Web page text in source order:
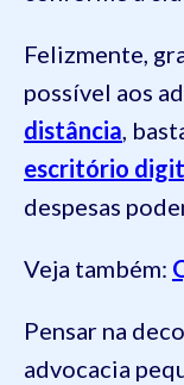
Felizmente,
possível aos
distância,
escritório
despesas
Veja também:
Pensar na
advocacia